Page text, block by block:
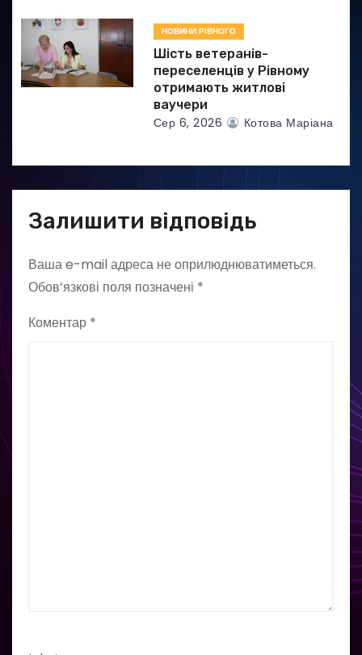
НОВИНИ РІВНОГО
Шість ветеранів-
переселенців у Рівному
отримають житлові
ваучери
Сер 6, 2026 Котова Маріана
Залишити відповідь
Ваша e-mail адреса не оприлюднюватиметься.
Обов’язкові поля позначені *
Коментар *